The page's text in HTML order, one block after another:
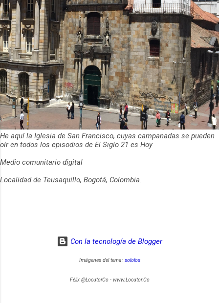
He aquí la Iglesia de San Francisco, cuyas campanadas se pueden
oír en todos los episodios de El Siglo 21 es Hoy
Medio comunitario digital
Localidad de Teusaquillo, Bogotá, Colombia.
Con la tecnología de Blogger
Imágenes del tema: sololos
Félix @LocutorCo - www.Locutor.Co